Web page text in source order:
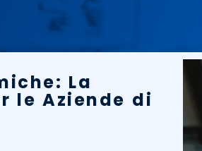
La
le Aziende di